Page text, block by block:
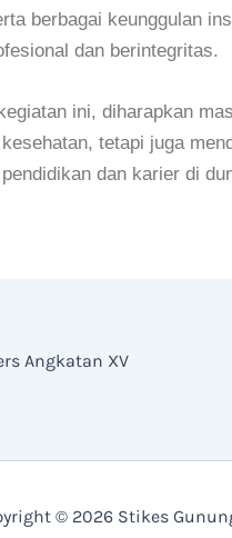
berbagai keunggulan
dan berintegritas.
ini, diharapkan
tetapi juga
dan karier di
Angkatan XV
© 2026 Stikes